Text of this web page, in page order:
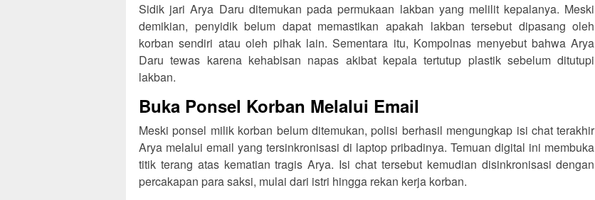
Sidik jari Arya Daru ditemukan pada permukaan lakban yang melilit kepalanya. Meski
demikian, penyidik belum dapat memastikan apakah lakban tersebut dipasang oleh
korban sendiri atau oleh pihak lain. Sementara itu, Kompolnas menyebut bahwa Arya
Daru tewas karena kehabisan napas akibat kepala tertutup plastik sebelum ditutupi
lakban.
Buka Ponsel Korban Melalui Email
Meski ponsel milik korban belum ditemukan, polisi berhasil mengungkap isi chat terakhir
Arya melalui email yang tersinkronisasi di laptop pribadinya. Temuan digital ini membuka
titik terang atas kematian tragis Arya. Isi chat tersebut kemudian disinkronisasi dengan
percakapan para saksi, mulai dari istri hingga rekan kerja korban.